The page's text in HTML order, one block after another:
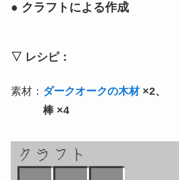
● クラフトによる作成
▽ レシピ：
素材： ダークオークの木材×2、
棒 ×4